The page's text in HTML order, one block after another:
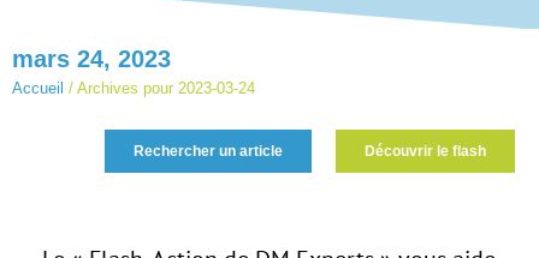
mars 24, 2023
Accueil / Archives pour 2023-03-24
Rechercher un article Découvrir le flash